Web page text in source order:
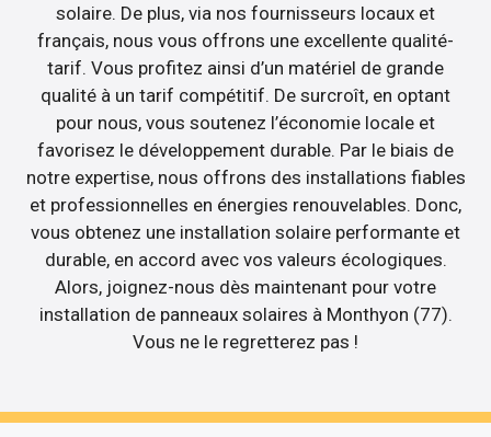
solaire. De plus, via nos fournisseurs locaux et
français, nous vous offrons une excellente qualité-
tarif. Vous profitez ainsi d’un matériel de grande
qualité à un tarif compétitif. De surcroît, en optant
pour nous, vous soutenez l’économie locale et
favorisez le développement durable. Par le biais de
notre expertise, nous offrons des installations fiables
et professionnelles en énergies renouvelables. Donc,
vous obtenez une installation solaire performante et
durable, en accord avec vos valeurs écologiques.
Alors, joignez-nous dès maintenant pour votre
installation de panneaux solaires à Monthyon (77).
Vous ne le regretterez pas !